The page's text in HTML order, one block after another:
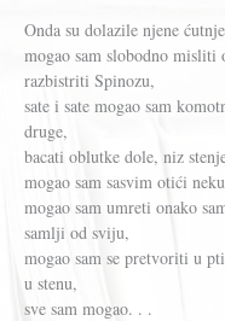
Onda su dolazile njene
mogao sam slobodno misliti
razbistriti Spinozu,
sate i sate mogao sam
druge,
bacati oblutke dole, niz
mogao sam sasvim otići
mogao sam umreti onako
samlji od sviju,
mogao sam se pretvoriti u
u stenu,
sve sam mogao. . .